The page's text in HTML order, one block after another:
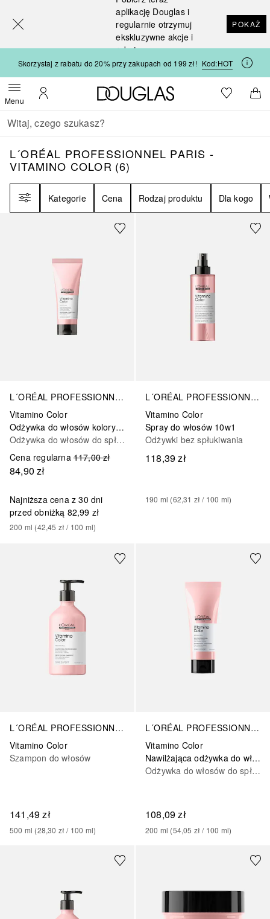
aplikację Douglas i
regularnie otrzymuj
ekskluzywne akcje i
rabaty
POKAŻ
Skorzystaj z rabatu do 20% przy zakupach od 199 zł! Kod:HOT
MenuOtwórz menuMoje konto
Strona główna Douglas
Do listyDo
Wracać
Wykonaj wyszukiwanie
L´ORÉAL PROFESSIONNEL PARIS -
L´ORÉAL PROFESSIONNEL PARIS -
VITAMINO COLOR (6)
Kategorie Cena Rodzaj produktu Dla kogo
L´ORÉAL PROFESSIONNEL PARIS
Vitamino Color
Odżywka do włosów koloryzowanych
Odżywka do włosów do spłukiwania
Cena regularna 117,00 zł
84,90 zł
Najniższa cena z 30 dni
przed obniżką 82,99 zł
200 ml (42,45 zł / 100 ml)
L´ORÉAL PROFESSIONNEL PARIS
Vitamino Color
Spray do włosów 10w1
Odżywki bez spłukiwania
118,39 zł
190 ml (62,31 zł / 100 ml)
L´ORÉAL PROFESSIONNEL PARIS
Vitamino Color
Szampon do włosów
141,49 zł
500 ml (28,30 zł / 100 ml)
L´ORÉAL PROFESSIONNEL PARIS
Vitamino Color
Nawilżająca odżywka do włosów farbowanych
Odżywka do włosów do spłukiwania
108,09 zł
200 ml (54,05 zł / 100 ml)
[navigation.slideout.screenreader]